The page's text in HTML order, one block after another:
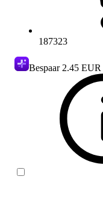
187323
Bespaar 2.45 EUR